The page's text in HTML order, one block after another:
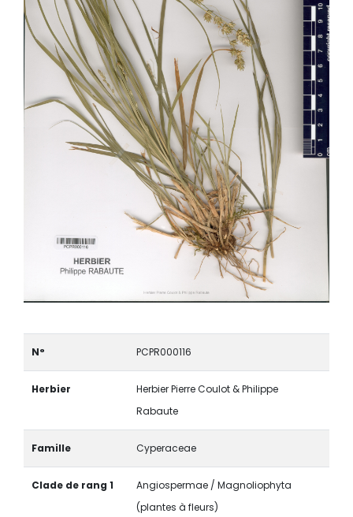
N° PCPR000116
Herbier
Herbier Pierre Coulot & Philippe
Rabaute
Famille Cyperaceae
Clade de rang 1
Angiospermae / Magnoliophyta
(plantes à fleurs)